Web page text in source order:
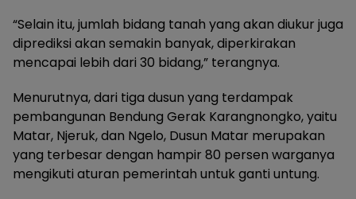
“Selain itu, jumlah bidang tanah yang akan diukur juga
diprediksi akan semakin banyak, diperkirakan
mencapai lebih dari 30 bidang,” terangnya.
Menurutnya, dari tiga dusun yang terdampak
pembangunan Bendung Gerak Karangnongko, yaitu
Matar, Njeruk, dan Ngelo, Dusun Matar merupakan
yang terbesar dengan hampir 80 persen warganya
mengikuti aturan pemerintah untuk ganti untung.